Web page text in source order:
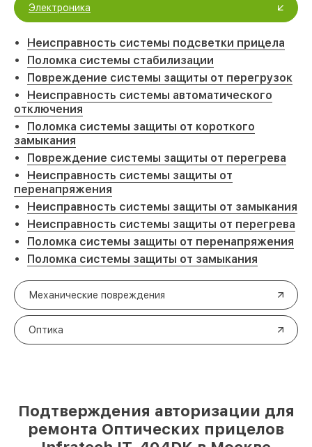
Электроника
Неисправность системы подсветки прицела
Поломка системы стабилизации
Повреждение системы защиты от перегрузок
Неисправность системы автоматического
отключения
Поломка системы защиты от короткого
замыкания
Повреждение системы защиты от перегрева
Неисправность системы защиты от
перенапряжения
Неисправность системы защиты от замыкания
Неисправность системы защиты от перегрева
Поломка системы защиты от перенапряжения
Поломка системы защиты от замыкания
Механические повреждения
Оптика
Подтверждения авторизации для
ремонта Оптических прицелов